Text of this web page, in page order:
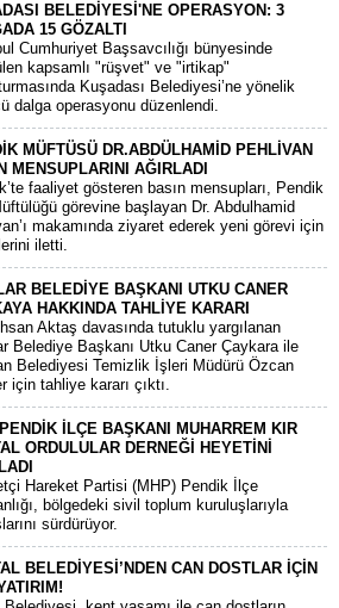
BELEDİYESİ'NE OPERASYON: 3
15 GÖZALTI
Cumhuriyet Başsavcılığı bünyesinde
kapsamlı "rüşvet" ve "irtikap"
Kuşadası Belediyesi’ne yönelik
dalga operasyonu düzenlendi.
MÜFTÜSÜ DR.ABDÜLHAMİD PEHLİVAN
MENSUPLARINI AĞIRLADI
faaliyet gösteren basın mensupları, Pendik
görevine başlayan Dr. Abdulhamid
makamında ziyaret ederek yeni görevi için
iletti.
BELEDİYE BAŞKANI UTKU CANER
HAKKINDA TAHLİYE KARARI
Aktaş davasında tutuklu yargılanan
Belediye Başkanı Utku Caner Çaykara ile
Belediyesi Temizlik İşleri Müdürü Özcan
için tahliye kararı çıktı.
İLÇE BAŞKANI MUHARREM KIR
ORDULULAR DERNEĞİ HEYETİNİ
Hareket Partisi (MHP) Pendik İlçe
bölgedeki sivil toplum kuruluşlarıyla
sürdürüyor.
BELEDİYESİ’NDEN CAN DOSTLAR İÇİN